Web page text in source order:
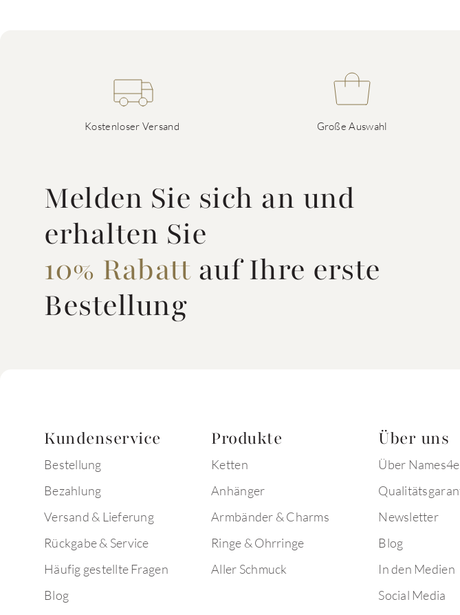
Kostenloser Versand Große Auswahl
Melden Sie sich an und
erhalten Sie
10% Rabattauf Ihre erste
Bestellung
Kundenservice
Bestellung
Bezahlung
Versand & Lieferung
Rückgabe & Service
Häufig gestellte Fragen
Blog
Produkte
Ketten
Anhänger
Armbänder & Charms
Ringe & Ohrringe
Aller Schmuck
Über uns
Über
Newsletter
Blog
In den Medien
Social Media